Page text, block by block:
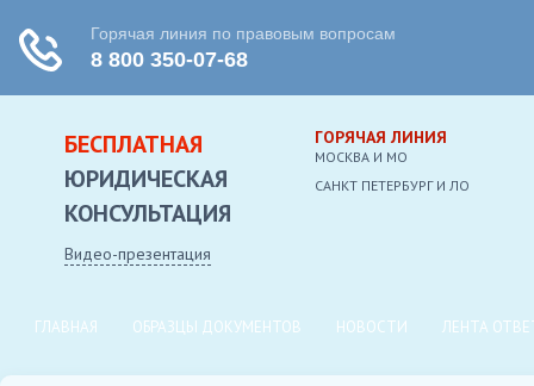
БЕСПЛАТНАЯ
ЮРИДИЧЕСКАЯ
КОНСУЛЬТАЦИЯ
Видео-презентация
ГОРЯЧАЯ ЛИНИЯ
МОСКВА И МО
CАНКТ ПЕТЕРБУРГ И ЛО
ГЛАВНАЯ ОБРАЗЦЫ ДОКУМЕНТОВ НОВОСТИ ЛЕНТА